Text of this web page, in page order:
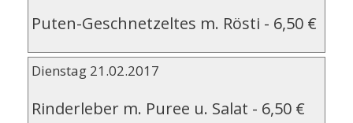
Puten-Geschnetzeltes m. Rösti - 6,50 €
Dienstag 21.02.2017
Rinderleber m. Puree u. Salat - 6,50 €